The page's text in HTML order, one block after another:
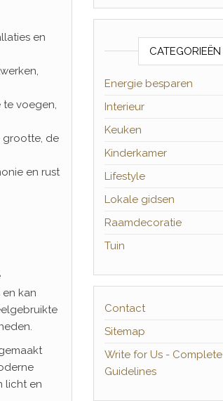
en
te voegen,
grootte, de
en rust
kan
licht en
CATEGORIEËN
Energie besparen
Interieur
Keuken
Kinderkamer
Lifestyle
Lokale gidsen
Raamdecoratie
Tuin
Contact
Sitemap
Write for Us - Complete
Guidelines